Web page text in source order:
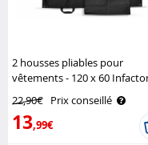
2 housses pliables pour
vêtements - 120 x 60
22,90€ Prix conseillé
13,99€